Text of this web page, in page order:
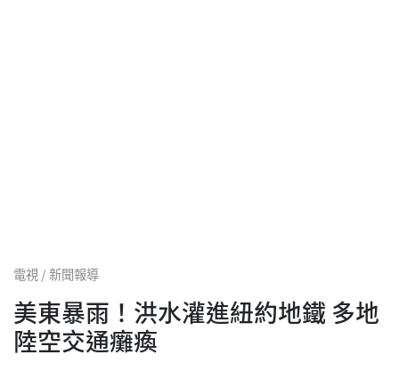
電視 / 新聞報導
美東暴雨！洪水灌進紐約地鐵 多地
陸空交通癱瘓